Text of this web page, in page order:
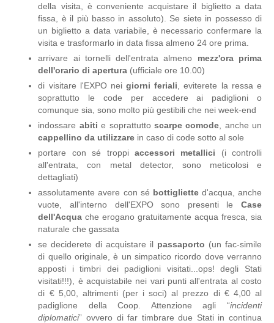
della visita, è conveniente acquistare il biglietto a data
fissa, è il più basso in assoluto). Se siete in possesso di
un biglietto a data variabile, è necessario confermare la
visita e trasformarlo in data fissa almeno 24 ore prima.
arrivare ai tornelli dell'entrata almeno mezz'ora prima
dell'orario di apertura (ufficiale ore 10.00)
di visitare l'EXPO neigiorni feriali , eviterete la ressa e
soprattutto le code per accedere ai padiglioni o
comunque sia, sono molto più gestibili che nei week-end
indossare abiti e soprattutto scarpe comode , anche un
cappellino da utilizzare in caso di code sotto al sole
portare con sé troppi accessori metallici (i controlli
all'entrata, con metal detector, sono meticolosi e
dettagliati)
assolutamente avere con sé bottiglietted'acqua, anche
vuote, all'interno dell'EXPO sono presenti le Case
dell'Acqua che erogano gratuitamente acqua fresca, sia
naturale che gassata
se deciderete di acquistare il passaporto (un fac-simile
di quello originale, è un simpatico ricordo dove verranno
apposti i timbri dei padiglioni visitati...ops! degli Stati
visitati!!!), è acquistabile nei vari punti all'entrata al costo
di € 5,00, altrimenti (per i soci) al prezzo di € 4,00 al
padiglione della Coop. Attenzione agli “incidenti
diplomatici” ovvero di far timbrare due Stati in continua